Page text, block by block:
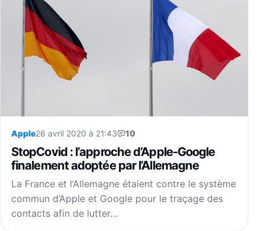
Apple26 avril 2020 à 21:43 10
StopCovid : l’approche d’Apple-Google
finalement adoptée par l’Allemagne
La France et l’Allemagne étaient contre le système
commun d’Apple et Google pour le traçage des
contacts afin de lutter…